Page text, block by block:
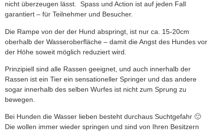
nicht überzeugen lässt. Spass und Action ist auf jeden Fall
garantiert – für Teilnehmer und Besucher.
Die Rampe von der der Hund abspringt, ist nur ca. 15-20cm
oberhalb der Wasseroberfläche – damit die Angst des Hundes vor
der Höhe soweit möglich reduziert wird.
Prinzipiell sind alle Rassen geeignet, und auch innerhalb der
Rassen ist ein Tier ein sensationeller Springer und das andere
sogar innerhalb des selben Wurfes ist nicht zum Sprung zu
bewegen.
Bei Hunden die Wasser lieben besteht durchaus Suchtgefahr 🙂
Die wollen immer wieder springen und sind von Ihren Besitzern